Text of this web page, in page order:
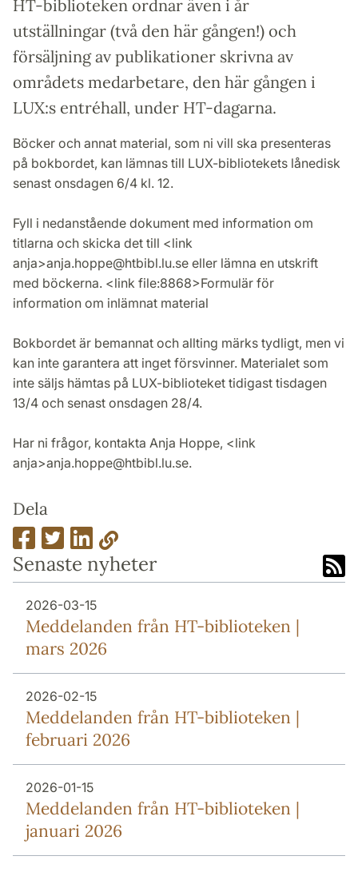
HT-biblioteken ordnar även i år
utställningar (två den här gången!) och
försäljning av publikationer skrivna av
områdets medarbetare, den här gången i
LUX:s entréhall, under HT-dagarna.
Böcker och annat material, som ni vill ska presenteras
på bokbordet, kan lämnas till LUX-bibliotekets lånedisk
senast onsdagen 6/4 kl. 12.
Fyll i nedanstående dokument med information om
titlarna och skicka det till <link
anja>anja.hoppe@htbibl.lu.se eller lämna en utskrift
med böckerna. <link file:8868>Formulär för
information om inlämnat material
Bokbordet är bemannat och allting märks tydligt, men vi
kan inte garantera att inget för­svin­ner. Materialet som
inte säljs hämtas på LUX-biblioteket tidigast tisdagen
13/4 och senast onsdagen 28/4.
Har ni frågor, kontakta Anja Hoppe, <link
anja>anja.hoppe@htbibl.lu.se.
Dela
Senaste nyheter
2026-03-15
Meddelanden från HT-biblioteken |
mars 2026
2026-02-15
Meddelanden från HT-biblioteken |
februari 2026
2026-01-15
Meddelanden från HT-biblioteken |
januari 2026